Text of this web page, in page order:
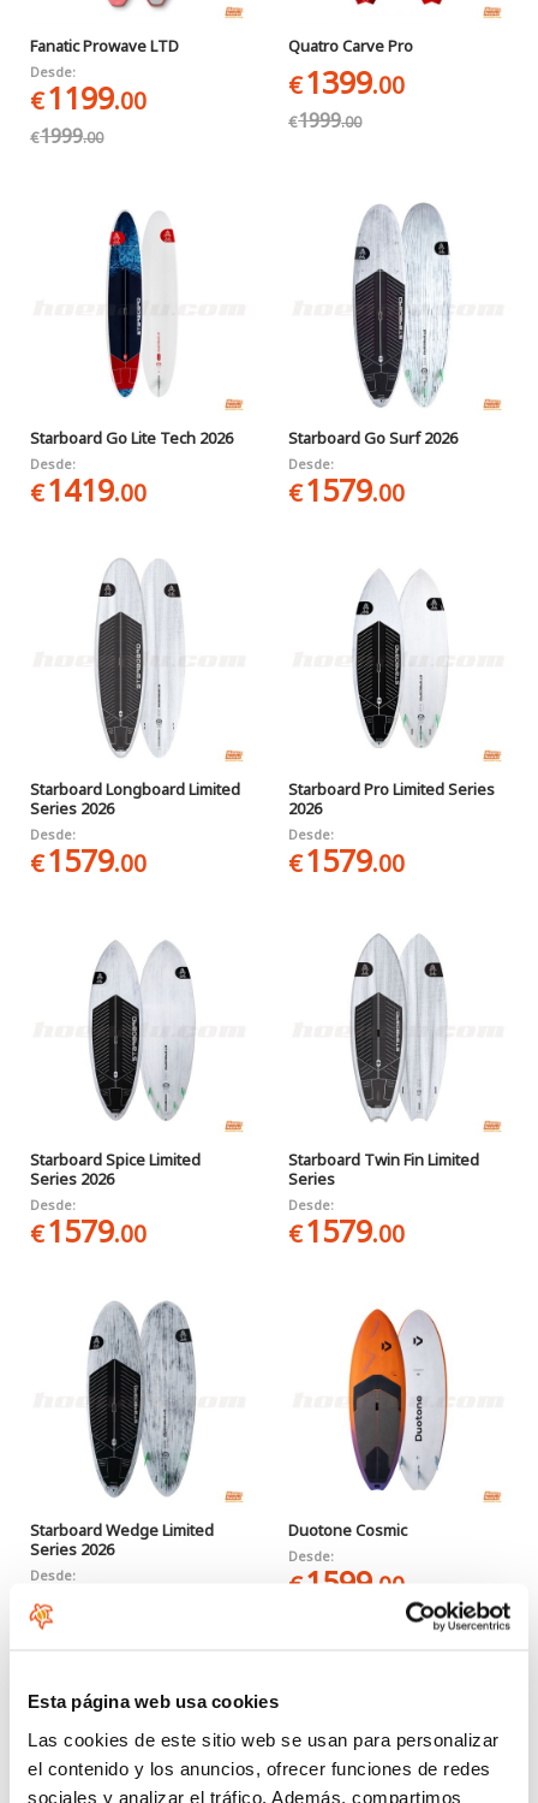
Esta página web usa cookies
Las cookies de este sitio web se usan para personalizar
el contenido y los anuncios, ofrecer funciones de redes
sociales y analizar el tráfico. Además, compartimos
Fanatic Prowave LTD
Desde:
€1199.00
€1999.00
Quatro Carve Pro
€1399.00
€1999.00
Starboard Go Lite Tech 2026
Desde:
€1419.00
Starboard Go Surf 2026
Desde:
€1579.00
Starboard Longboard Limited
Series 2026
Desde:
€1579.00
Starboard Pro Limited Series
2026
Desde:
€1579.00
Starboard Spice Limited
Series 2026
Desde:
€1579.00
Starboard Twin Fin Limited
Series
Desde:
€1579.00
Starboard Wedge Limited
Series 2026
Desde:
€1579
Duotone Cosmic
Desde:
€1599.00